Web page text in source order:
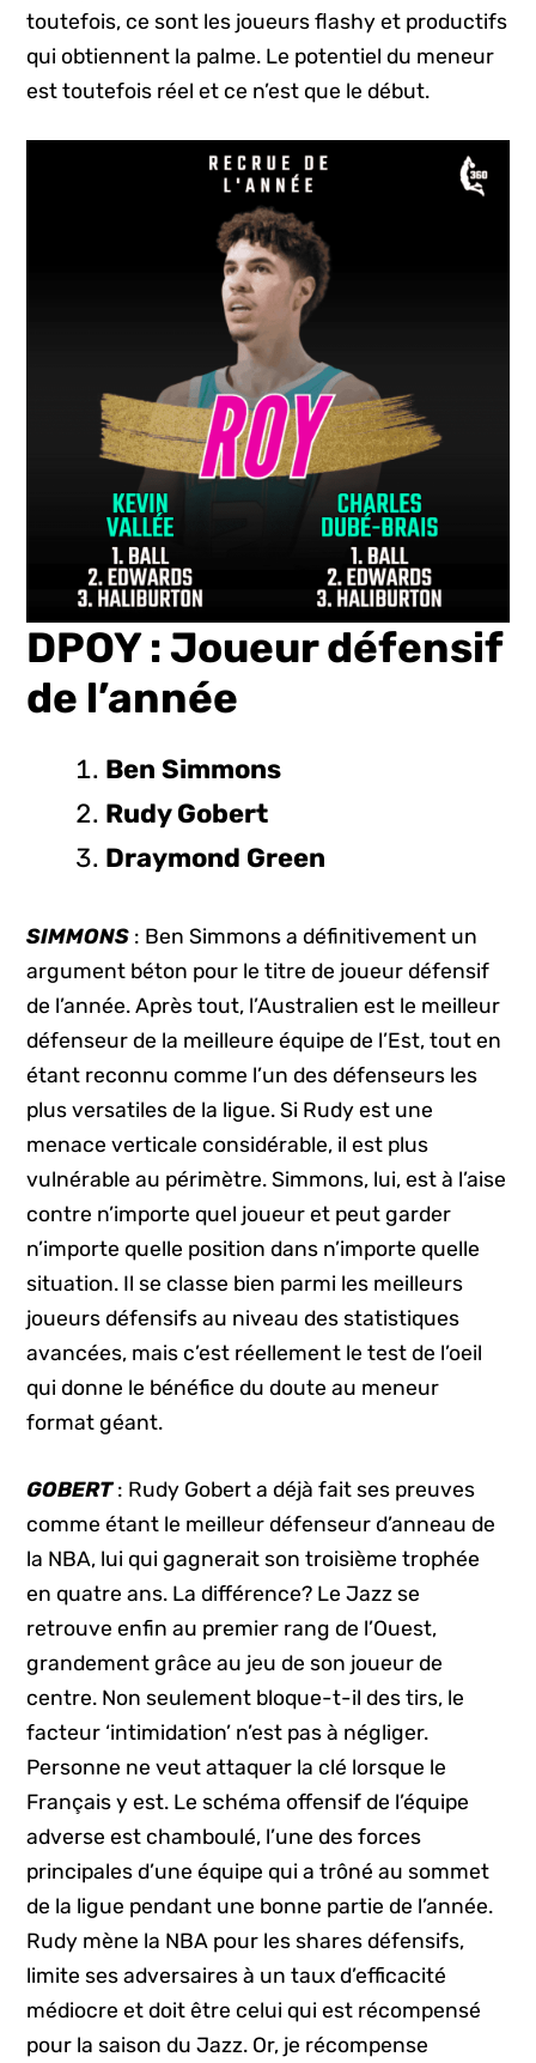
toutefois, ce sont les joueurs flashy et productifs
qui obtiennent la palme. Le potentiel du meneur
est toutefois réel et ce n’est que le début.
DPOY : Joueur défensif
de l’année
Ben Simmons
Rudy Gobert
Draymond Green
SIMMONS : Ben Simmons a définitivement un
argument béton pour le titre de joueur défensif
de l’année. Après tout, l’Australien est le meilleur
défenseur de la meilleure équipe de l’Est, tout en
étant reconnu comme l’un des défenseurs les
plus versatiles de la ligue. Si Rudy est une
menace verticale considérable, il est plus
vulnérable au périmètre. Simmons, lui, est à l’aise
contre n’importe quel joueur et peut garder
n’importe quelle position dans n’importe quelle
situation. Il se classe bien parmi les meilleurs
joueurs défensifs au niveau des statistiques
avancées, mais c’est réellement le test de l’oeil
qui donne le bénéfice du doute au meneur
format géant.
GOBERT: Rudy Gobert a déjà fait ses preuves
comme étant le meilleur défenseur d’anneau de
la NBA, lui qui gagnerait son troisième trophée
en quatre ans. La différence? Le Jazz se
retrouve enfin au premier rang de l’Ouest,
grandement grâce au jeu de son joueur de
centre. Non seulement bloque-t-il des tirs, le
facteur ‘intimidation’ n’est pas à négliger.
Personne ne veut attaquer la clé lorsque le
Français y est. Le schéma offensif de l’équipe
adverse est chamboulé, l’une des forces
principales d’une équipe qui a trôné au sommet
de la ligue pendant une bonne partie de l’année.
Rudy mène la NBA pour les shares défensifs,
limite ses adversaires à un taux d’efficacité
médiocre et doit être celui qui est récompensé
pour la saison du Jazz. Or, je récompense